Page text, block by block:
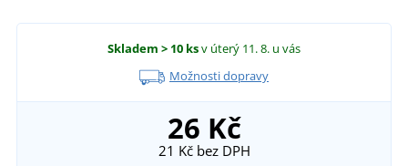
Skladem > 10 ksv úterý 11. 8. u vás
Možnosti dopravy
26 Kč
21 Kčbez DPH